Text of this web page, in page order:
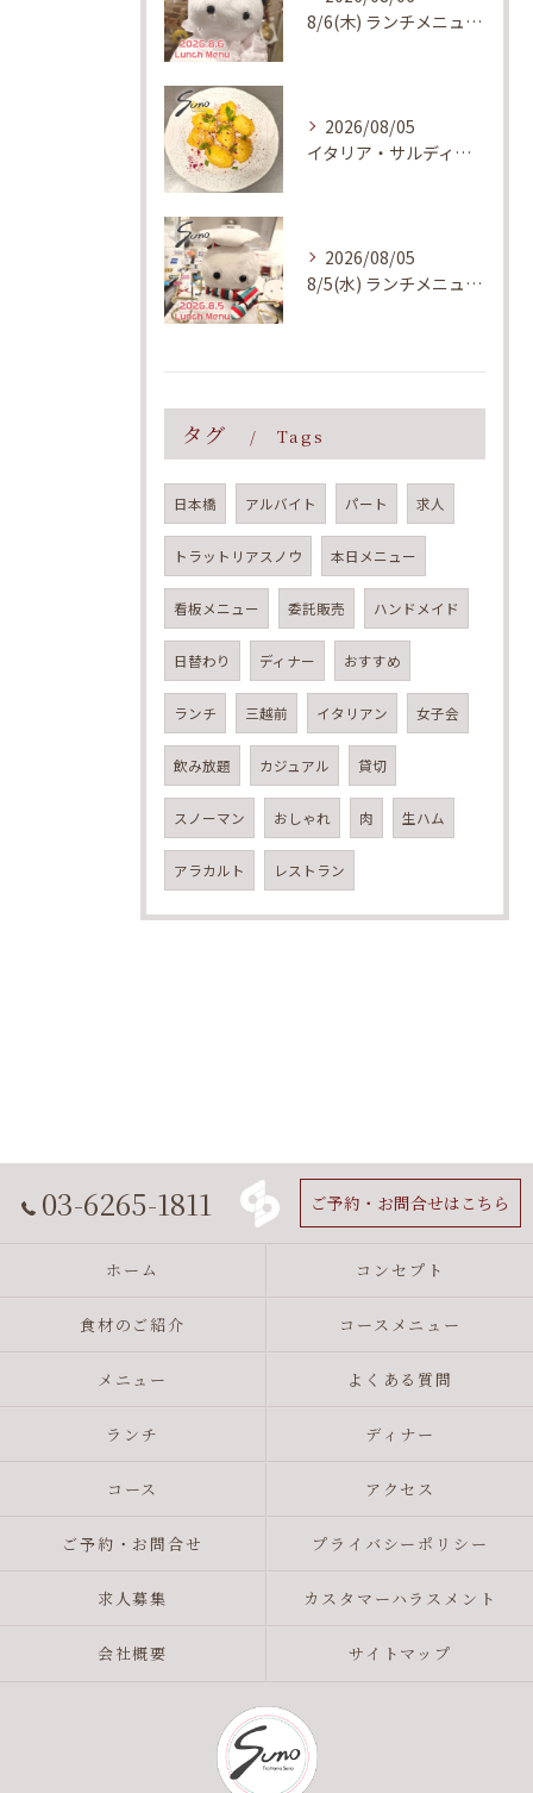
8/6(木) ランチメニューのご案内
2026/08/05
イタリア・サルディーニャ島で親しまれている郷土料理をイメージ...
2026/08/05
8/5(水) ランチメニューのご案内
タグ Tags
日本橋 アルバイト パート 求人
トラットリアスノウ 本日メニュー
看板メニュー 委託販売 ハンドメイド
日替わり ディナー おすすめ
ランチ 三越前 イタリアン 女子会
飲み放題 カジュアル 貸切
スノーマン おしゃれ 肉 生ハム
アラカルト レストラン
03-6265-1811 ご予約・お問合せはこちら
ホーム コンセプト
食材のご紹介 コースメニュー
メニュー よくある質問
ランチ ディナー
コース アクセス
ご予約・お問合せ プライバシーポリシー
求人募集 カスタマーハラスメント
会社概要 サイトマップ